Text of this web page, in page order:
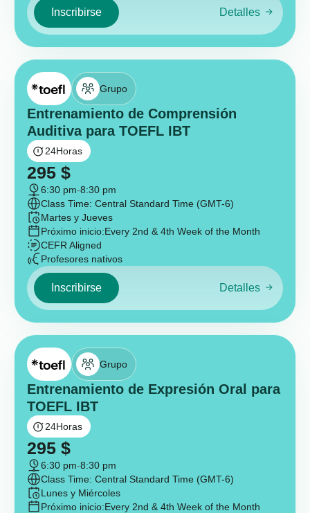
Inscribirse Detalles
Grupo
Entrenamiento de Comprensión
Auditiva para TOEFL IBT
24Horas
295 $
6:30 pm-8:30 pm
Class Time: Central Standard Time (GMT-6)
Martes y Jueves
Próximo inicio:Every 2nd & 4th Week of the Month
CEFR Aligned
Profesores nativos
Inscribirse Detalles
Grupo
Entrenamiento de Expresión Oral para
TOEFL IBT
24Horas
295 $
6:30 pm-8:30 pm
Class Time: Central Standard Time (GMT-6)
Lunes y Miércoles
Próximo inicio:Every 2nd & 4th Week of the Month